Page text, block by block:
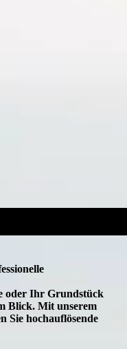
oder Ihr Grundstück
Blick. Mit unserem
Sie hochauflösende